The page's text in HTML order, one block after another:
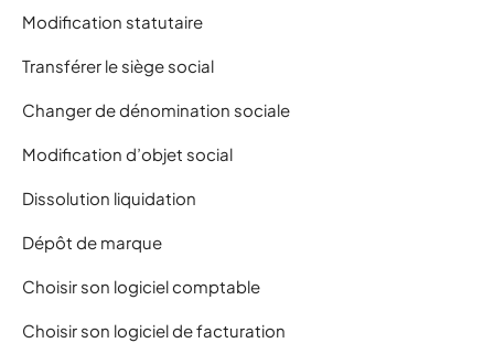
Modification statutaire
Transférer le siège social
Changer de dénomination sociale
Modification d’objet social
Dissolution liquidation
Dépôt de marque
Choisir son logiciel comptable
Choisir son logiciel de facturation